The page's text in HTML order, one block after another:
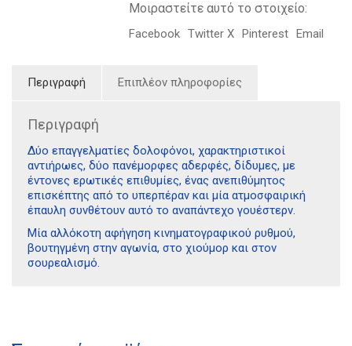
Μοιραστείτε αυτό το στοιχείο:
Facebook Twitter X Pinterest Email
Περιγραφή Επιπλέον πληροφορίες
Περιγραφή
Δύο επαγγελματίες δολοφόνοι, χαρακτηριστικοί
αντιήρωες, δύο πανέμορφες αδερφές, δίδυμες, με
έντονες ερωτικές επιθυμίες, ένας ανεπιθύμητος
επισκέπτης από το υπερπέραν και μία ατμοσφαιρική
έπαυλη συνθέτουν αυτό το αναπάντεχο γουέστερν.
Μία αλλόκοτη αφήγηση κινηματογραφικού ρυθμού,
βουτηγμένη στην αγωνία, στο χιούμορ και στον
σουρεαλισμό.